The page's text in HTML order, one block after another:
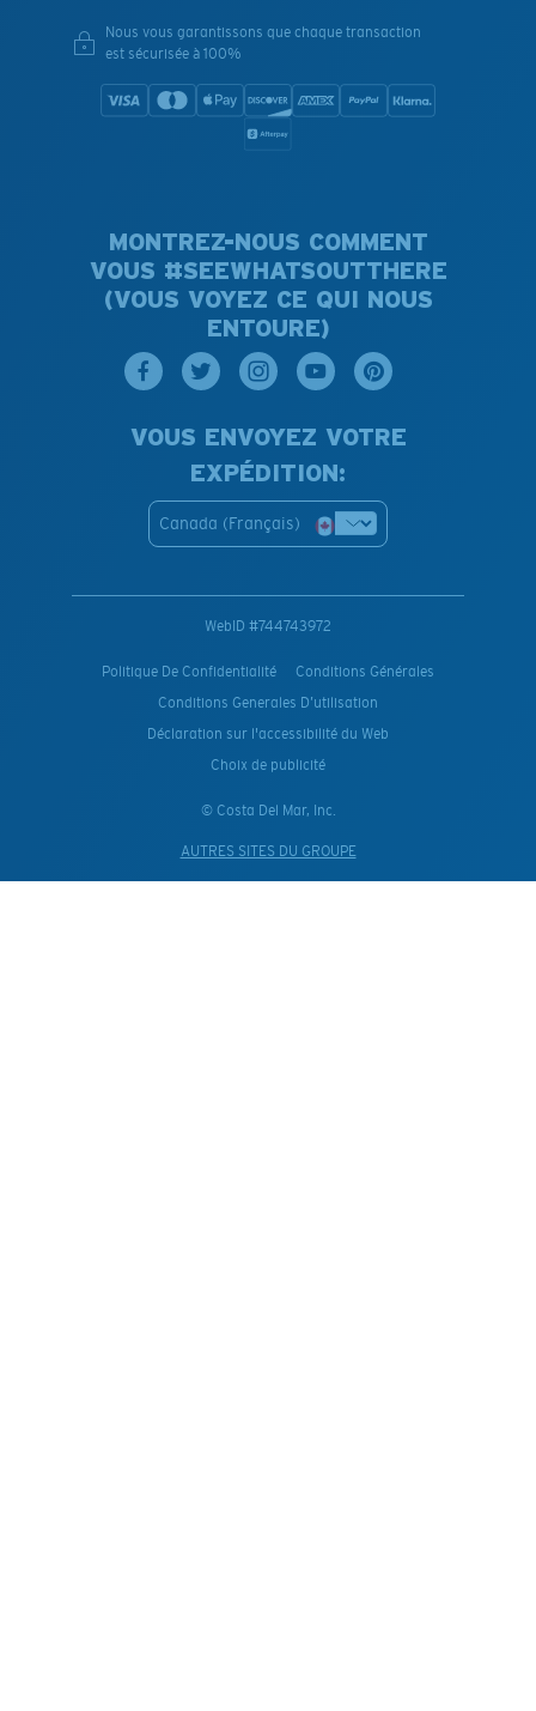
Nous vous garantissons que chaque transaction
est sécurisée à 100%
MONTREZ-NOUS COMMENT
VOUS #SEEWHATSOUTTHERE
(VOUS VOYEZ CE QUI NOUS
ENTOURE)
VOUS ENVOYEZ VOTRE
EXPÉDITION:
Canada (Français)
WebID #744743972
Politique De Confidentialité
Conditions Générales
Conditions Generales D’utilisation
Déclaration sur l'accessibilité du Web
Choix de publicité
© Costa Del Mar, Inc.
AUTRES SITES DU GROUPE